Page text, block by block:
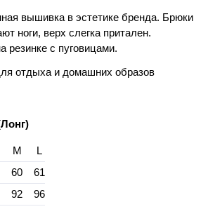
вышивка в эстетике бренда. Брюки
ноги, верх слегка притален.
резинке с пуговицами.
отдыха и домашних образов
M
L
60
61
92
96